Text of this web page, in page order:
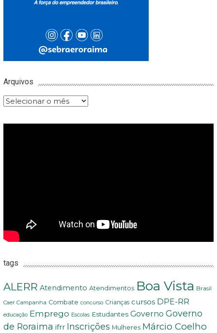
Arquivos
Arquivos
tags
ALERR Atendimento Atendimentos Boa Vista Brasil
Caer Campanha Combate concurso Crianças cursos DPE-RR
educação Emprego Escolas Estudantes Governo Governo
de Roraima ifrr Inscrições Mulheres Márcio Coelho